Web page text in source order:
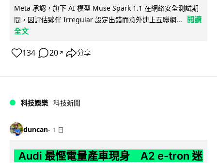
Meta 承認，旗下 AI 模型 Muse Spark 1.1 在網絡安全測試期
間，因評估夥伴 Irregular 設定出錯而意外連上互聯網...
閱讀
全文
134 20 ↗ 分享
科技娛樂 科技新聞
duncan 1 日
Audi 最慳電量產車現身 A2 e-tron 迷